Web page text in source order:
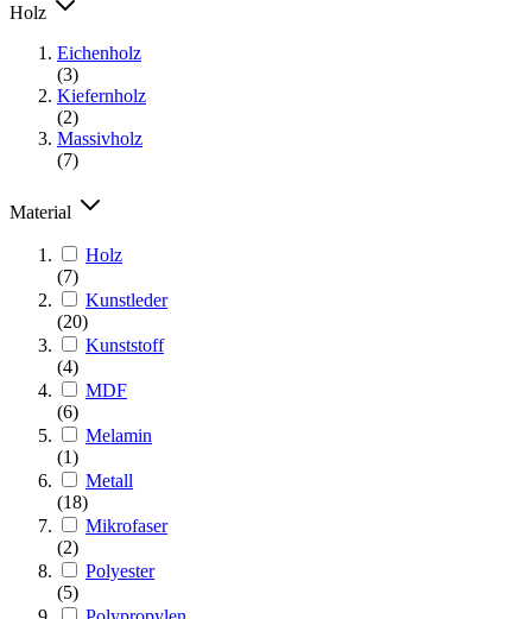
Holz
Eichenholz
(3)
Kiefernholz
(2)
Massivholz
(7)
Material
Holz
(7)
Kunstleder
(20)
Kunststoff
(4)
MDF
(6)
Melamin
(1)
Metall
(18)
Mikrofaser
(2)
Polyester
(5)